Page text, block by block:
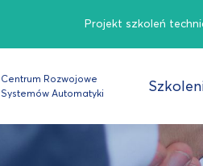
Projekt szkoleń
Centrum Rozwojowe
Systemów Automatyki